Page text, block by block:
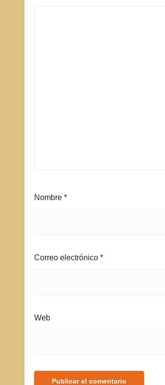
Nombre *
Correo electrónico *
Web